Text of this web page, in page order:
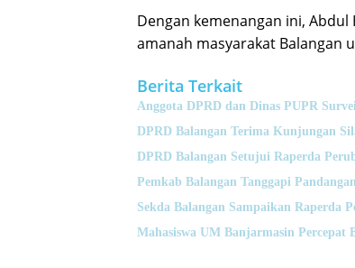
Dengan kemenangan ini,
amanah masyarakat Balangan
Berita Terkait
Anggota DPRD dan Dinas PUPR
DPRD Balangan Terima Kunjungan
DPRD Balangan Setujui Raperda
Pemkab Balangan Tanggapi
Sekda Balangan Sampaikan Raperda
Mahasiswa UM Banjarmasin